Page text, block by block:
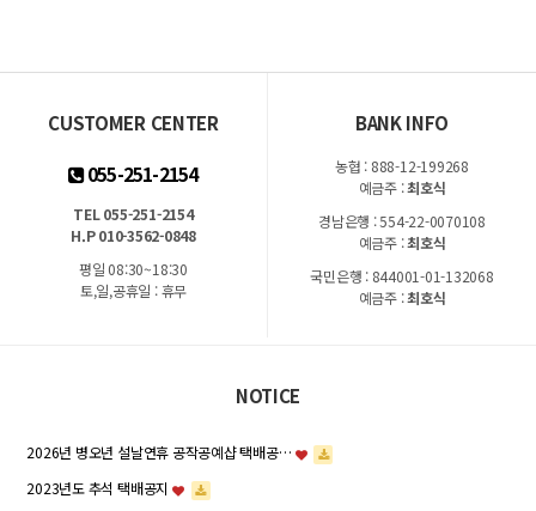
CUSTOMER CENTER
055-251-2154
TEL 055-251-2154
H.P 010-3562-0848
평일 08:30~18:30
토,일,공휴일 : 휴무
BANK INFO
농협 : 888-12-199268
예금주 :최호식
경남은행 : 554-22-0070108
예금주 :최호식
국민은행 : 844001-01-132068
예금주 :최호식
NOTICE
2026년 병오년 설날연휴 공작공예샵 택배공…
2023년도 추석 택배공지